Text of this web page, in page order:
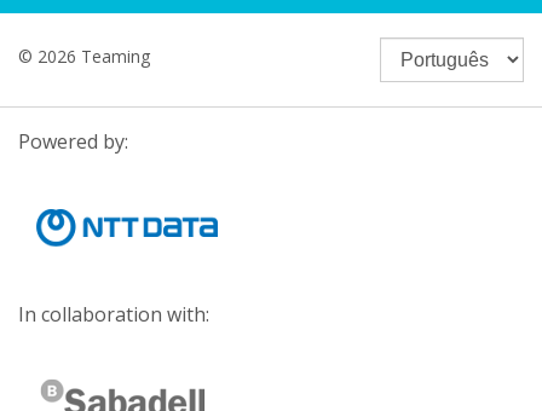
© 2026 Teaming
Powered by:
In collaboration with: